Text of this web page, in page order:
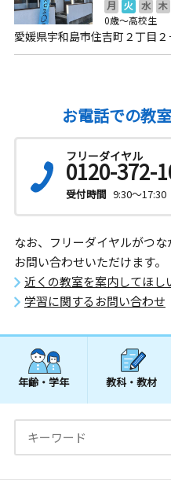
月 火 水 木
0歳～高校生
愛媛県宇和島市住吉町２丁目２
お電話での教
フリーダイヤル
0120-372-
受付時間 9:30～17:30
なお、フリーダイヤルがつ
お問い合わせいただけます。
近くの教室を案内してほし
学習に関するお問い合わせ
年齢・学年 教科・教材